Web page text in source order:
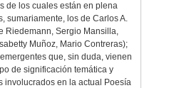
de los cuales están en plena
sumariamente, los de Carlos A.
Riedemann, Sergio Mansilla,
Muñoz, Mario Contreras);
que, sin duda, vienen
de significación temática y
involucrados en la actual Poesía